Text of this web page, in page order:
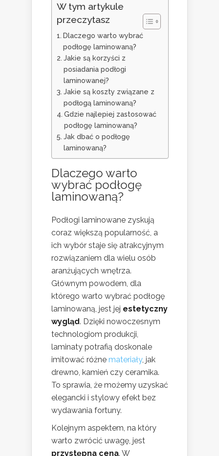
W tym artykule
przeczytasz
Dlaczego warto wybrać
podłogę laminowaną?
Jakie są korzyści z
posiadania podłogi
laminowanej?
Jakie są koszty związane z
podłogą laminowaną?
Gdzie najlepiej zastosować
podłogę laminowaną?
Jak dbać o podłogę
laminowaną?
Dlaczego warto
wybrać podłogę
laminowaną?
Podłogi laminowane zyskują
coraz większą popularność, a
ich wybór staje się atrakcyjnym
rozwiązaniem dla wielu osób
aranżujących wnętrza.
Głównym powodem, dla
którego warto wybrać podłogę
laminowaną, jest jej estetyczny
wygląd. Dzięki nowoczesnym
technologiom produkcji,
laminaty potrafią doskonale
imitować różne materiały, jak
drewno, kamień czy ceramika.
To sprawia, że możemy uzyskać
elegancki i stylowy efekt bez
wydawania fortuny.
Kolejnym aspektem, na który
warto zwrócić uwagę, jest
przystępna cena. W